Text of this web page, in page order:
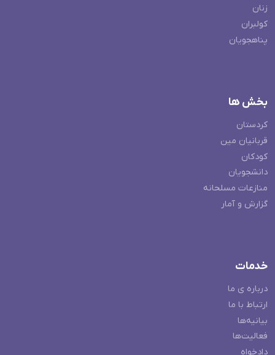
زنان
کولبران
پناهجویان
بخش ها
کردستان
قربانیان مین
کودکان
دانشجویان
منازعات مسلحانه
گزارش و آمار
خدمات
درباره ی ما
ارتباط با ما
بیانیه‌ها
فعالیت‌ها
دادخواه